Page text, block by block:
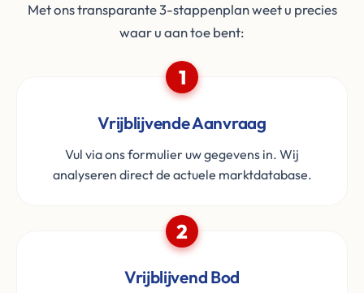
Met ons transparante 3-stappenplan weet u precies
waar u aan toe bent:
1
Vrijblijvende Aanvraag
Vul via ons formulier uw gegevens in. Wij
analyseren direct de actuele marktdatabase.
2
Vrijblijvend Bod